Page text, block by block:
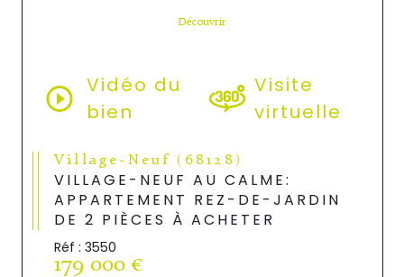
Découvrir
Vidéo du
bien
Visite
virtuelle
Village-Neuf (68128)
VILLAGE-NEUF AU CALME:
APPARTEMENT REZ-DE-JARDIN
DE 2 PIÈCES À ACHETER
Réf : 3550
179 000 €